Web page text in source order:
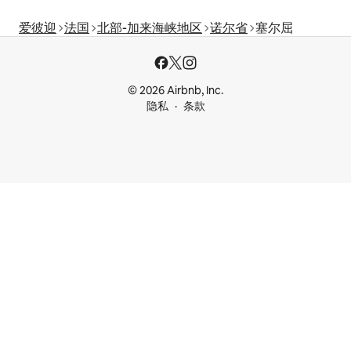
爱彼迎 法国 北部-加来海峡地区 诺尔省 塞尔屈
© 2026 Airbnb, Inc.
隐私
条款